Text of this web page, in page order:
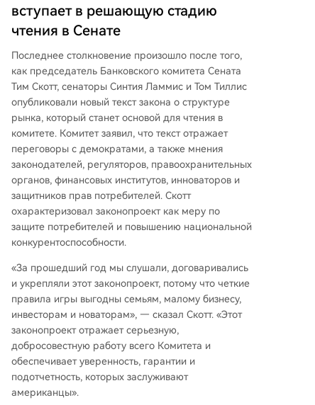
вступает в решающую стадию
чтения в Сенате
Последнее столкновение произошло после того,
как председатель Банковского комитета Сената
Тим Скотт, сенаторы Синтия Ламмис и Том Тиллис
опубликовали новый текст закона о структуре
рынка, который станет основой для чтения в
комитете. Комитет заявил, что текст отражает
переговоры с демократами, а также мнения
законодателей, регуляторов, правоохранительных
органов, финансовых институтов, инноваторов и
защитников прав потребителей. Скотт
охарактеризовал законопроект как меру по
защите потребителей и повышению национальной
конкурентоспособности.
«За прошедший год мы слушали, договаривались
и укрепляли этот законопроект, потому что четкие
правила игры выгодны семьям, малому бизнесу,
инвесторам и новаторам», — сказал Скотт. «Этот
законопроект отражает серьезную,
добросовестную работу всего Комитета и
обеспечивает уверенность, гарантии и
подотчетность, которых заслуживают
американцы».